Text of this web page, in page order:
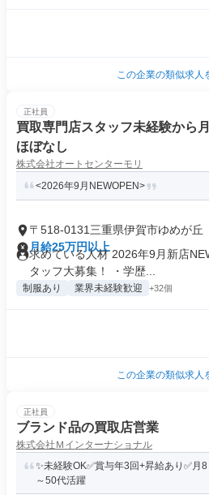
この企業の類似求人
正社員
買取専門店スタッフ未経験から
ほぼなし
株式会社オートセンターモリ
<2026年9月NEWOPEN>
〒518-0131三重県伊賀市ゆめが丘
月給25万円以上
求めている人材 2026年9月新店
タッフ大募集！ ・学歴...
制服あり 業界未経験歓迎 +32個
この企業の類似求人
正社員
ブランド品の買取店営業
株式会社Ｍインターナショナル
✨未経験OK✅賞与年3回+昇給あり✅月
～50代活躍